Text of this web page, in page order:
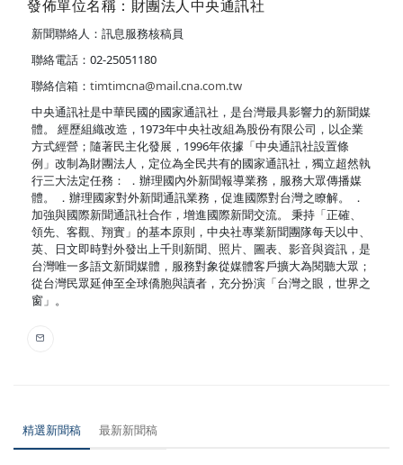
發佈單位名稱：財團法人中央通訊社
新聞聯絡人：訊息服務核稿員
聯絡電話：02-25051180
聯絡信箱： timtimcna@mail.cna.com.tw
中央通訊社是中華民國的國家通訊社，是台灣最具影響力的新聞媒
體。 經歷組織改造，1973年中央社改組為股份有限公司，以企業
方式經營；隨著民主化發展，1996年依據「中央通訊社設置條
例」改制為財團法人，定位為全民共有的國家通訊社，獨立超然執
行三大法定任務： ．辦理國內外新聞報導業務，服務大眾傳播媒
體。 ．辦理國家對外新聞通訊業務，促進國際對台灣之瞭解。 ．
加強與國際新聞通訊社合作，增進國際新聞交流。 秉持「正確、
領先、客觀、翔實」的基本原則，中央社專業新聞團隊每天以中、
英、日文即時對外發出上千則新聞、照片、圖表、影音與資訊，是
台灣唯一多語文新聞媒體，服務對象從媒體客戶擴大為閱聽大眾；
從台灣民眾延伸至全球僑胞與讀者，充分扮演「台灣之眼，世界之
窗」。
精選新聞稿 最新新聞稿